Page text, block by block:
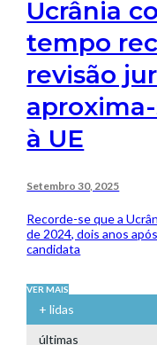
Ucrânia
tempo
revisão
à UE
Setembro 30, 2025
Recorde-se que a
de 2024, dois anos
candidata
VER MAIS
+ lidas
últimas